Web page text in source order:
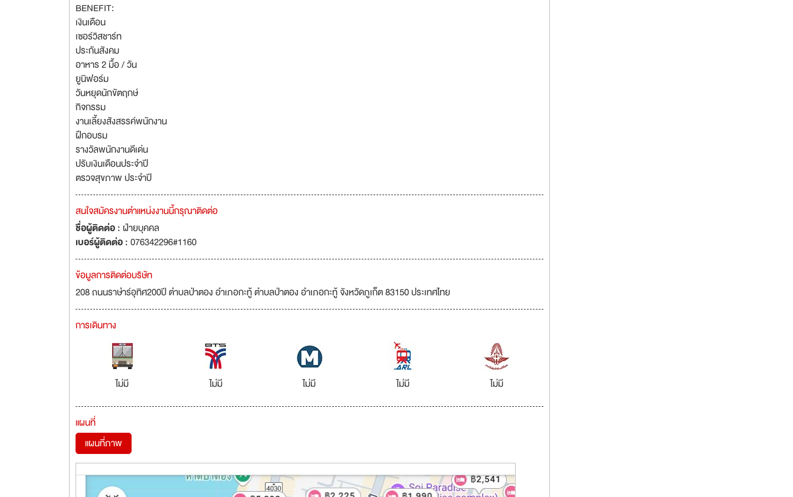
BENEFIT:
เงินเดือน
เซอร์วิสชาร์ท
ประกันสังคม
อาหาร 2 มื้อ / วัน
ยูนิฟอร์ม
วันหยุดนักขัตฤกษ์
กิจกรรม
งานเลี้ยงสังสรรค์พนักงาน
ฝึกอบรม
รางวัลพนักงานดีเด่น
ปรับเงินเดือนประจำปี
ตรวจสุขภาพ ประจำปี
สนใจสมัครงานตำแหน่งงานนี้กรุณาติดต่อ
ชื่อผู้ติดต่อ :ฝ่ายบุคคล
เบอร์ผู้ติดต่อ :076342296#1160
ข้อมูลการติดต่อบริษัท
208 ถนนราษำร์อุทิศ200ปี ตำบลป่าตอง อำเภอกะทู้ ตำบลป่าตอง อำเภอกะทู้ จังหวัดภูเก็ต 83150 ประเทศไทย
การเดินทาง
ไม่มี ไม่มี ไม่มี ไม่มี ไม่มี
แผนที่
แผนที่ภาพ